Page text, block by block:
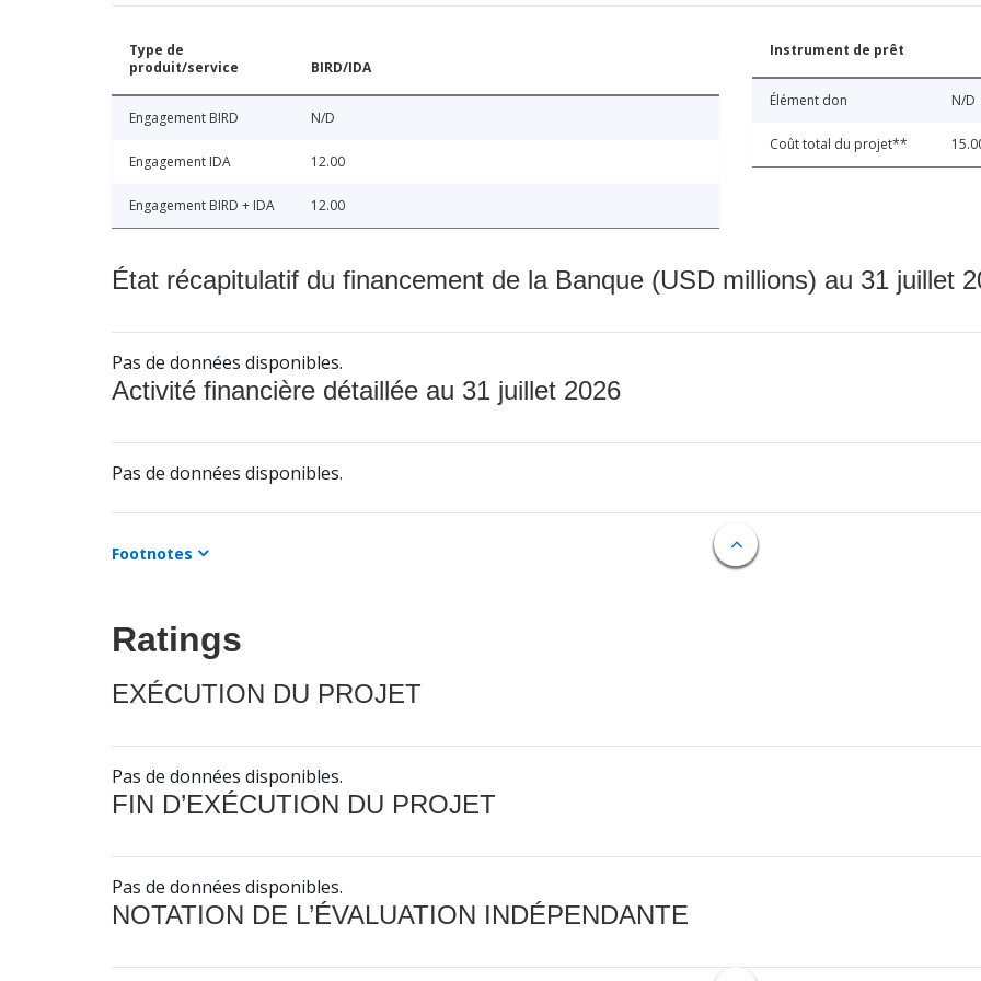
Type de
produit/service
BIRD/IDA
Engagement BIRD N/D
Engagement IDA 12.00
Engagement BIRD + IDA 12.00
Instrument de prêt
Élément don N/D
Coût total du projet**
État récapitulatif du financement de la Banque (USD millions) au 31 juillet
Pas de données disponibles.
Activité financière détaillée au 31 juillet 2026
Pas de données disponibles.
Footnotes
Ratings
EXÉCUTION DU PROJET
Pas de données disponibles.
FIN D’EXÉCUTION DU PROJET
Pas de données disponibles.
NOTATION DE L’ÉVALUATION INDÉPENDANTE